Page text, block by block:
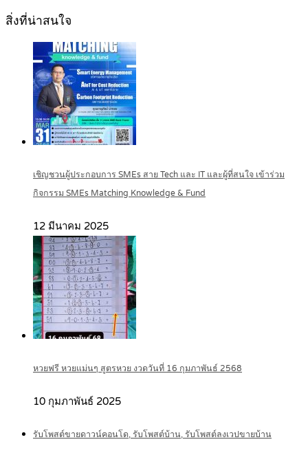
สิ่งที่น่าสนใจ
เชิญชวนผู้ประกอบการ SMEs สาย Tech และ IT และผู้ที่สนใจ เข้าร่วม
กิจกรรม SMEs Matching Knowledge & Fund
12 มีนาคม 2025
หวยฟรี หวยแม่นๆ สูตรหวย งวดวันที่ 16 กุมภาพันธ์ 2568
10 กุมภาพันธ์ 2025
รับโพสต์ขายดาวน์คอนโด, รับโพสต์บ้าน, รับโพสต์ลงเวปขายบ้าน